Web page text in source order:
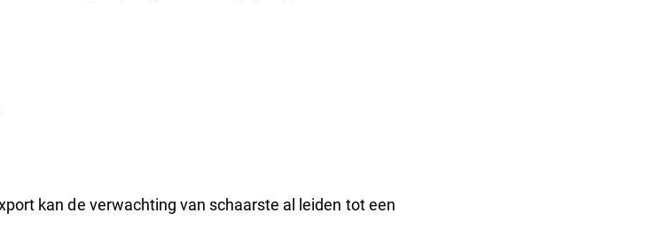
kan de verwachting van schaarste al leiden tot een